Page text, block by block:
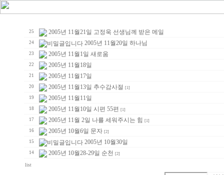
25 2005년 11월21일 고정욱 선생님께 받은 메일
24 2005년 11월20일 하나님
23 2005년 11월1일 새로움
22 2005년 11월18일
21 2005년 11월17일
20 2005년 11월13일 추수감사절 [1]
19 2005년 11월11일
18 2005년 11월10일 시편 55편 [1]
17 2005년 11월 2일 나를 세워주시는 힘 [1]
16 2005년 10월6일 문자 [2]
15 2005년 10월30일
14 2005년 10월28-29일 순천 [2]
list